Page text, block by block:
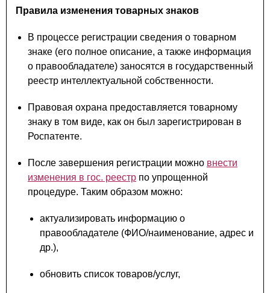
Правила изменения товарных знаков
В процессе регистрации сведения о товарном
знаке (его полное описание, а также информация
о правообладателе) заносятся в государственный
реестр интеллектуальной собственности.
Правовая охрана предоставляется товарному
знаку в том виде, как он был зарегистрирован в
Роспатенте.
После завершения регистрации можно внести
изменения в гос. реестр по упрощенной
процедуре. Таким образом можно:
актуализировать информацию о
правообладателе (ФИО/наименование, адрес и
др.),
обновить список товаров/услуг,